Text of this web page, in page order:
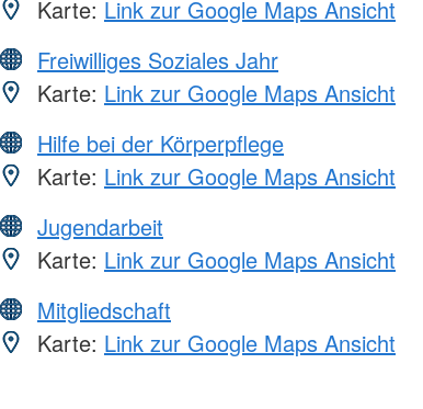
Karte: Link zur Google Maps Ansicht
Freiwilliges Soziales Jahr
Karte: Link zur Google Maps Ansicht
Hilfe bei der Körperpflege
Karte: Link zur Google Maps Ansicht
Jugendarbeit
Karte: Link zur Google Maps Ansicht
Mitgliedschaft
Karte: Link zur Google Maps Ansicht